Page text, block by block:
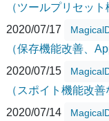
（ツールプリセット
2020/07/17
（保存機能改善、
2020/07/15
（スポイト機能改善
2020/07/14